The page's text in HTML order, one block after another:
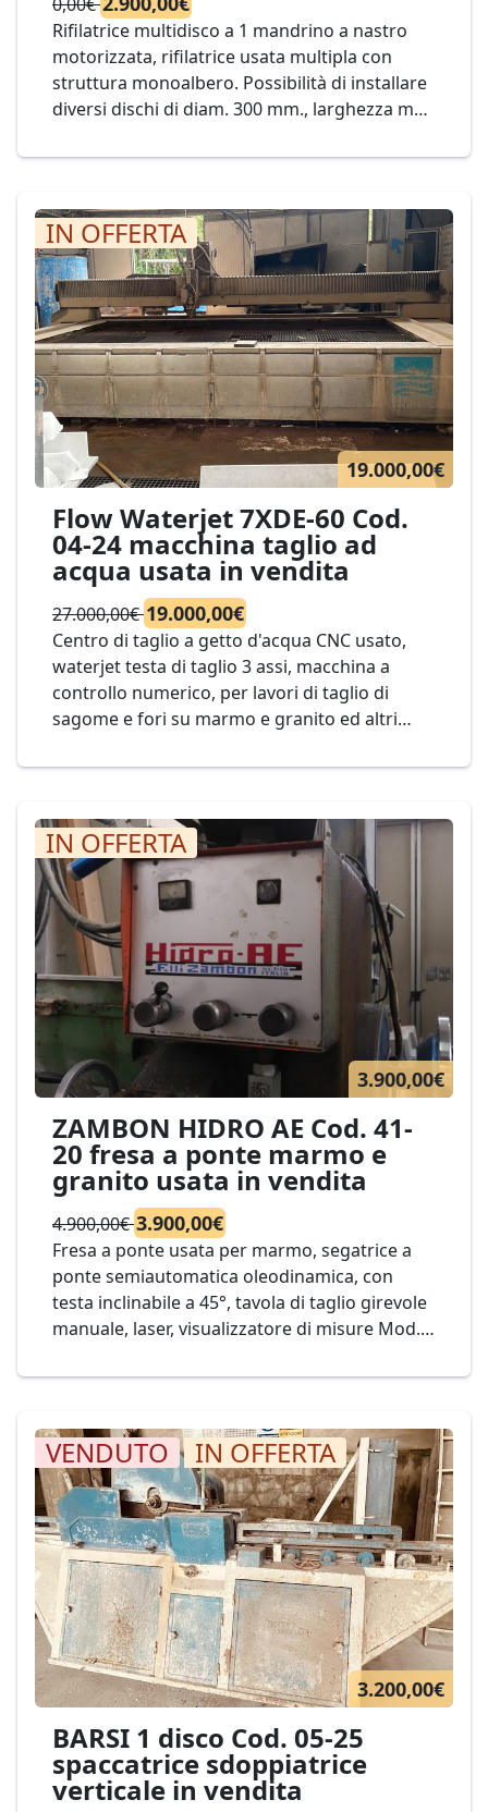
Rifilatrice multidisco a 1 mandrino a nastro
motorizzata, rifilatrice usata multipla con
struttura monoalbero. Possibilità di installare
diversi dischi di diam. 300 mm., larghezza max
15-25
IN OFFERTA
19.000,00€
Flow Waterjet 7XDE-60 Cod.
04-24 macchina taglio ad
acqua usata in vendita
27.000,00€19.000,00€
Centro di taglio a getto d'acqua CNC usato,
waterjet testa di taglio 3 assi, macchina a
controllo numerico, per lavori di taglio di
sagome e fori su marmo e granito ed altri
banco da 3.000 x 2.000 mm., mod. Waterjet
IN OFFERTA
3.900,00€
ZAMBON HIDRO AE Cod. 41-
20 fresa a ponte marmo e
granito usata in vendita
4.900,00€3.900,00€
Fresa a ponte usata per marmo, segatrice a
ponte semiautomatica oleodinamica, con
testa inclinabile a 45°, tavola di taglio girevole
manuale, laser, visualizzatore di misure Mod.
VENDUTO IN OFFERTA
3.200,00€
BARSI 1 disco Cod. 05-25
spaccatrice sdoppiatrice
verticale in vendita